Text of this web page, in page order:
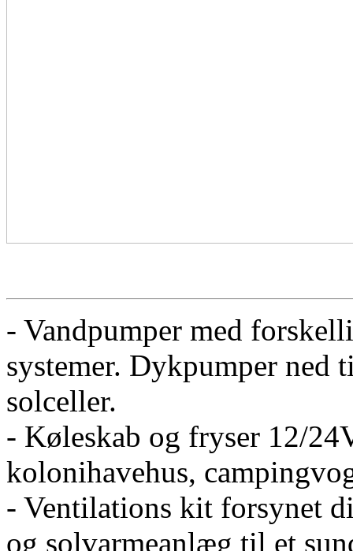
- Vandpumper med
systemer. Dykpumper ned
solceller.
- Køleskab og fryser 12/
kolonihavehus,
- Ventilations kit forsynet
og solvarmeanlæg til et